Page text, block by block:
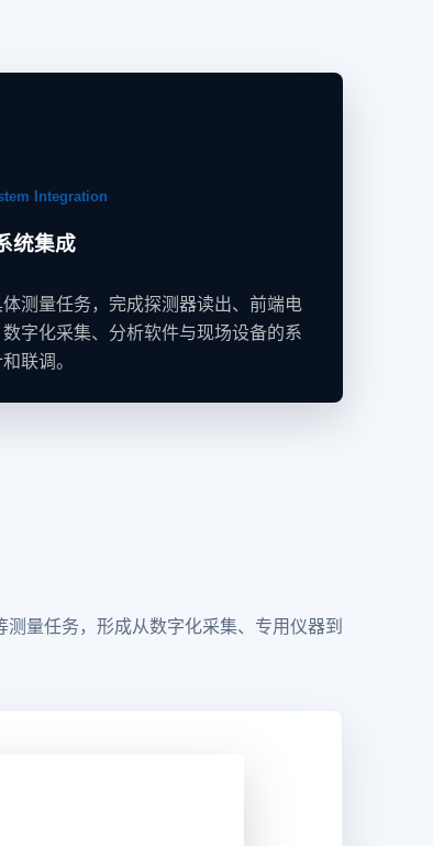
Integration
统集成
测量任务，完成探测器读出、前端电
字化采集、分析软件与现场设备的系
联调。
量任务，形成从数字化采集、专用仪器到